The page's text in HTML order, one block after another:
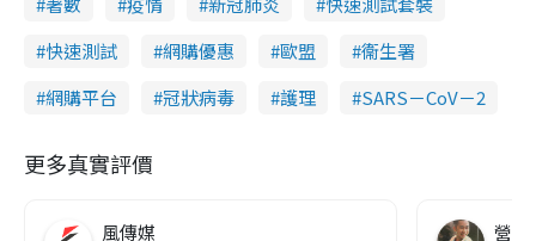
快速測試
網購優惠 歐盟
衞生署
網購平台
冠狀病毒 護理 SARS－CoV－2
更多真實評價
風傳媒 營養